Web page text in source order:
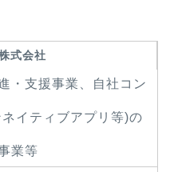
式会社
・支援事業、自社コン
イティブアプリ等)の
業等